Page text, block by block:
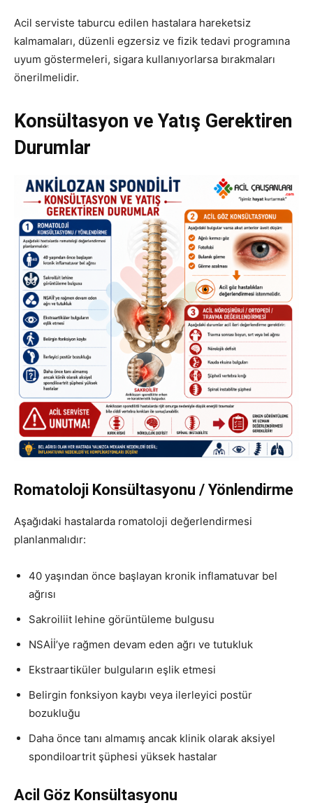
Acil serviste taburcu edilen hastalara hareketsiz
kalmamaları, düzenli egzersiz ve fizik tedavi programına
uyum göstermeleri, sigara kullanıyorlarsa bırakmaları
önerilmelidir.
Konsültasyon ve Yatış Gerektiren
Durumlar
Romatoloji Konsültasyonu / Yönlendirme
Aşağıdaki hastalarda romatoloji değerlendirmesi
planlanmalıdır:
40 yaşından önce başlayan kronik inflamatuvar bel
ağrısı
Sakroiliit lehine görüntüleme bulgusu
NSAİİ’ye rağmen devam eden ağrı ve tutukluk
Ekstraartiküler bulguların eşlik etmesi
Belirgin fonksiyon kaybı veya ilerleyici postür
bozukluğu
Daha önce tanı almamış ancak klinik olarak aksiyel
spondiloartrit şüphesi yüksek hastalar
Acil Göz Konsültasyonu